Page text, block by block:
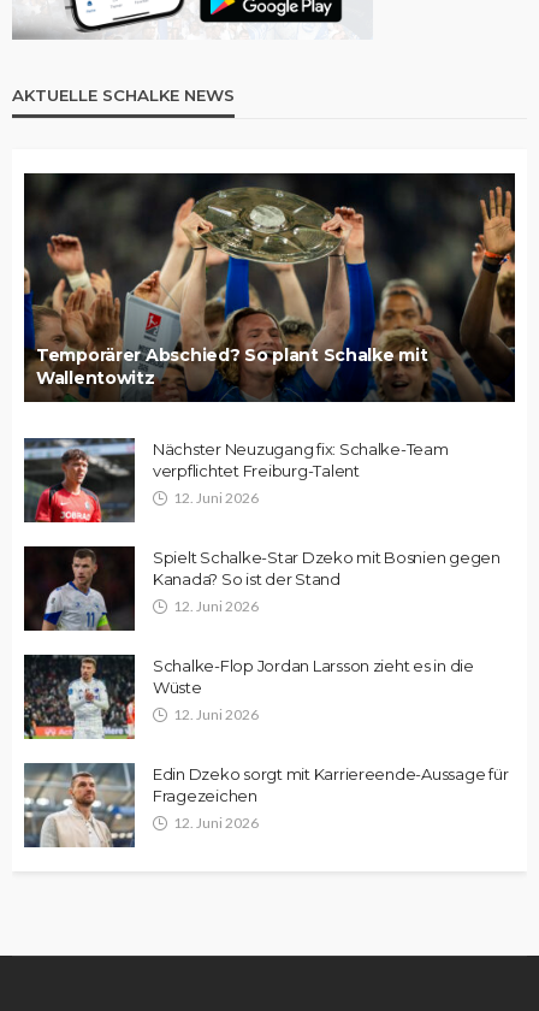
AKTUELLE SCHALKE NEWS
Temporärer Abschied? So plant Schalke mit
Wallentowitz
Nächster Neuzugang fix: Schalke-Team
verpflichtet Freiburg-Talent
12. Juni 2026
Spielt Schalke-Star Dzeko mit Bosnien gegen
Kanada? So ist der Stand
12. Juni 2026
Schalke-Flop Jordan Larsson zieht es in die
Wüste
12. Juni 2026
Edin Dzeko sorgt mit Karriereende-Aussage für
Fragezeichen
12. Juni 2026